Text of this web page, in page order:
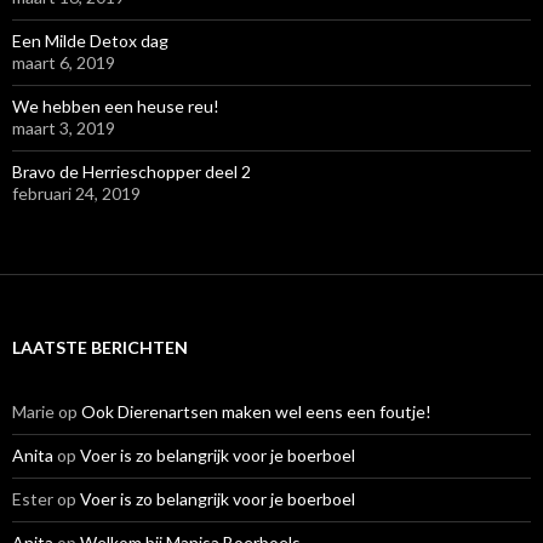
Een Milde Detox dag
maart 6, 2019
We hebben een heuse reu!
maart 3, 2019
Bravo de Herrieschopper deel 2
februari 24, 2019
LAATSTE BERICHTEN
Marieop Ook Dierenartsen maken wel eens een foutje!
Anita op Voer is zo belangrijk voor je boerboel
Esterop Voer is zo belangrijk voor je boerboel